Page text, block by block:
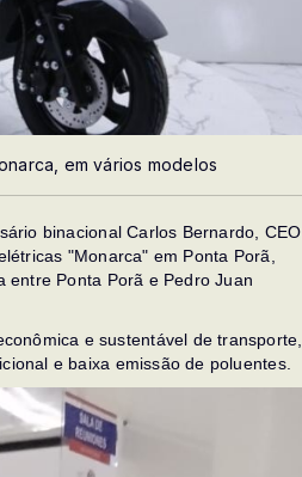
em vários modelos
binacional Carlos Bernardo, CEO
"Monarca" em Ponta Porã,
Ponta Porã e Pedro Juan
e sustentável de transporte,
e baixa emissão de poluentes.